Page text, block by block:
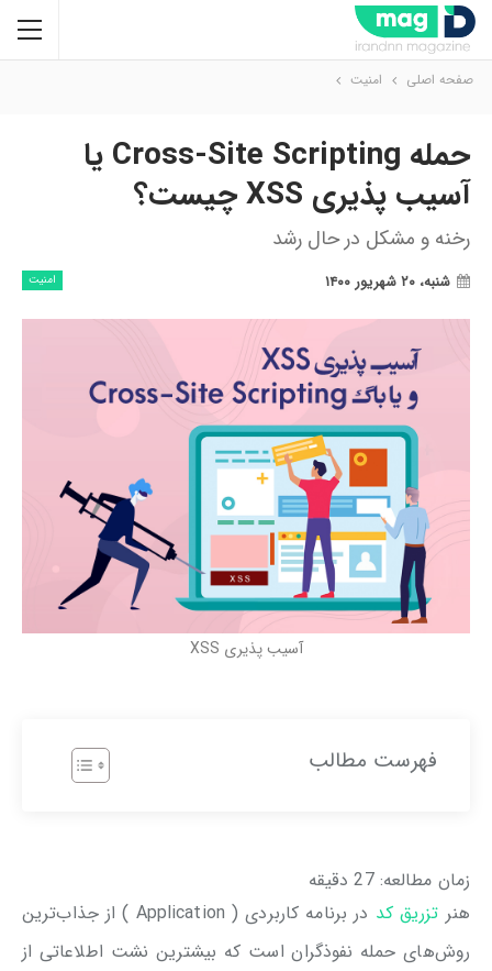
صفحه اصلی امنیت
حمله Cross-Site Scripting یا
آسیب پذیری XSS چیست؟
رخنه و مشکل در حال رشد
امنیت شنبه، ۲۰ شهریور ۱۴۰۰
آسیب پذیری XSS
فهرست مطالب
زمان مطالعه: 27 دقیقه
هنر تزریق کد
در برنامه کاربردی ( Application ) از جذاب‌ترین
روش‌های حمله نفوذگران است که بیشترین نشت‌ اطلاعاتی از